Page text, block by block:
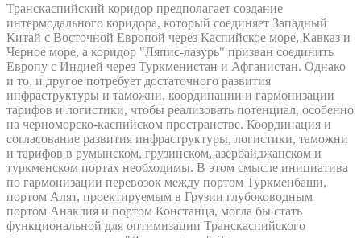
Транскаспийский коридор предполагает создание
интермодального коридора, который соединяет Западный
Китай с Восточной Европой через Каспийское море, Кавказ и
Черное море, а коридор "Ляпис-лазурь" призван соединить
Европу с Индией через Туркменистан и Афганистан. Однако
и то, и другое потребует достаточного развития
инфраструктуры и таможни, координации и гармонизации
тарифов и логистики, чтобы реализовать потенциал, особенно
на черноморско-каспийском пространстве. Координация и
согласование развития инфраструктуры, логистики, таможни
и тарифов в румынском, грузинском, азербайджанском и
туркменском портах необходимы. В этом смысле инициатива
по гармонизации перевозок между портом Туркменбаши,
портом Алят, проектируемым в Грузии глубоководным
портом Анаклия и портом Констанца, могла бы стать
функциональной для оптимизации Транскаспийского